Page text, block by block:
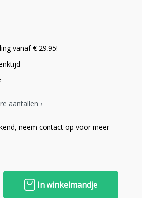
vanaf € 29,95!
aantallen ›
neem contact op voor meer
In winkelmandje